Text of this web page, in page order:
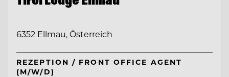
6352 Ellmau, Österreich
REZEPTION / FRONT OFFICE AGENT
(M/W/D)